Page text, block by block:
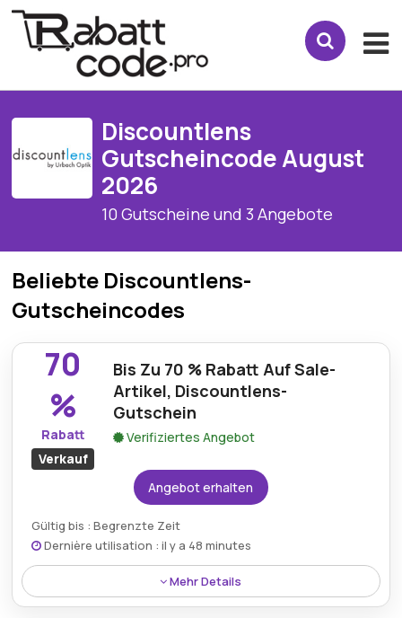
Discountlens
Gutscheincode August
2026
10 Gutscheine und 3 Angebote
Beliebte Discountlens-
Gutscheincodes
70
%
Rabatt
Verkauf
Bis Zu 70 % Rabatt Auf Sale-
Artikel, Discountlens-
Gutschein
Verifiziertes Angebot
Angebot erhalten
Gültig bis : Begrenzte Zeit
Dernière utilisation : il y a 48 minutes
Mehr Details
Discountlens bietet eine fantastische Aktion, bei der